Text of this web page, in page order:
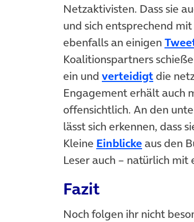
Netzaktivisten. Dass sie
und sich entsprechend
ebenfalls an einigen
Koalitionspartners
ein und verteidigt(öffnet
die
Engagement erhält auch
offensichtlich. An den
lässt sich erkennen, dass
Kleine Einblicke(öffnet in
aus den
Leser auch – natürlich
Fazit
Noch folgen ihr nicht